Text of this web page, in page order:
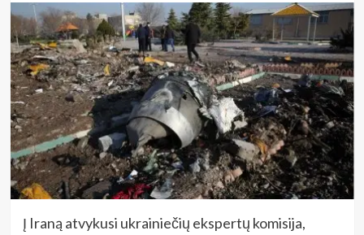
Į Iraną atvykusi ukrainiečių ekspertų komisija,